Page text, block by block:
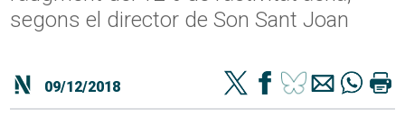
segons el director de Son Sant Joan
09/12/2018